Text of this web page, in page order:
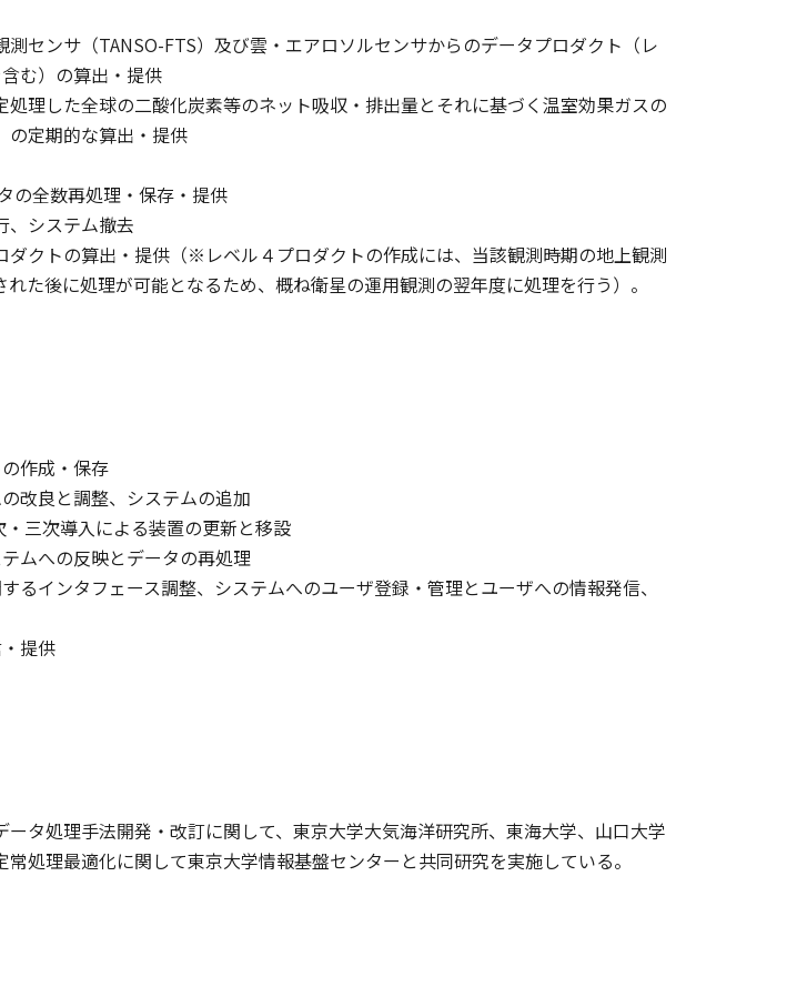
センサ（TANSO-FTS）及び雲・エアロソルセンサからのデータプロダクト（レ
む）の算出・提供
処理した全球の二酸化炭素等のネット吸収・排出量とそれに基づく温室効果ガスの
の定期的な算出・提供
の全数再処理・保存・提供
、システム撤去
ダクトの算出・提供（※レベル４プロダクトの作成には、当該観測時期の地上観測
た後に処理が可能となるため、概ね衛星の運用観測の翌年度に処理を行う）。
作成・保存
改良と調整、システムの追加
三次導入による装置の更新と移設
ムへの反映とデータの再処理
るインタフェース調整、システムへのユーザ登録・管理とユーザへの情報発信、
提供
ータ処理手法開発・改訂に関して、東京大学大気海洋研究所、東海大学、山口大学
処理最適化に関して東京大学情報基盤センターと共同研究を実施している。